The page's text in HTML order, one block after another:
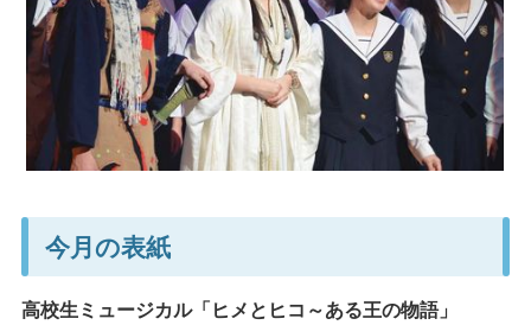
今月の表紙
高校生ミュージカル「ヒメとヒコ～ある王の物語」